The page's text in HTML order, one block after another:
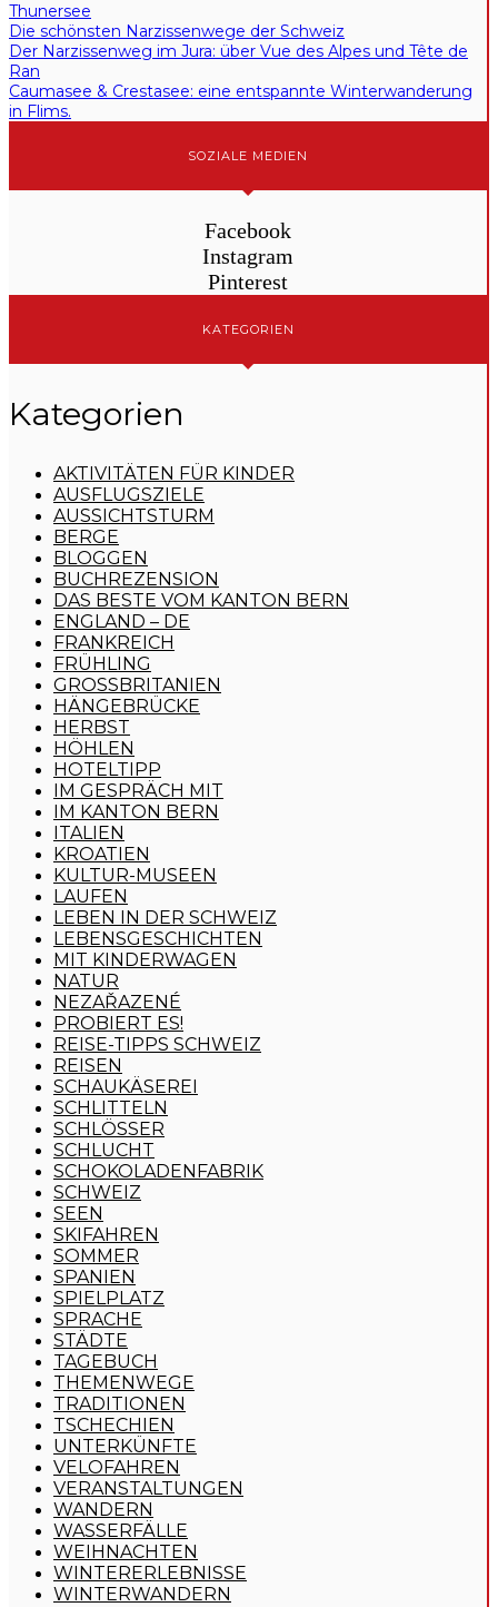
Thunersee
Die schönsten Narzissenwege der Schweiz
Der Narzissenweg im Jura: über Vue des Alpes und Tête de
Ran
Caumasee & Crestasee: eine entspannte Winterwanderung
in Flims.
SOZIALE MEDIEN
Facebook
Instagram
Pinterest
KATEGORIEN
Kategorien
AKTIVITÄTEN FÜR KINDER
AUSFLUGSZIELE
AUSSICHTSTURM
BERGE
BLOGGEN
BUCHREZENSION
DAS BESTE VOM KANTON BERN
ENGLAND – DE
FRANKREICH
FRÜHLING
GROSSBRITANIEN
HÄNGEBRÜCKE
HERBST
HÖHLEN
HOTELTIPP
IM GESPRÄCH MIT
IM KANTON BERN
ITALIEN
KROATIEN
KULTUR-MUSEEN
LAUFEN
LEBEN IN DER SCHWEIZ
LEBENSGESCHICHTEN
MIT KINDERWAGEN
NATUR
NEZAŘAZENÉ
PROBIERT ES!
REISE-TIPPS SCHWEIZ
REISEN
SCHAUKÄSEREI
SCHLITTELN
SCHLÖSSER
SCHLUCHT
SCHOKOLADENFABRIK
SCHWEIZ
SEEN
SKIFAHREN
SOMMER
SPANIEN
SPIELPLATZ
SPRACHE
STÄDTE
TAGEBUCH
THEMENWEGE
TRADITIONEN
TSCHECHIEN
UNTERKÜNFTE
VELOFAHREN
VERANSTALTUNGEN
WANDERN
WASSERFÄLLE
WEIHNACHTEN
WINTERERLEBNISSE
WINTERWANDERN